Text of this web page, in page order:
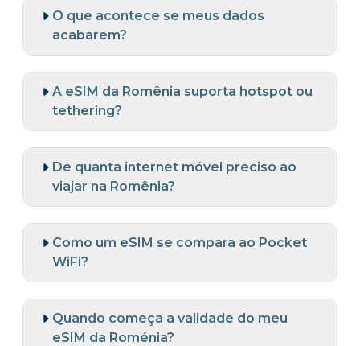
O que acontece se meus dados
acabarem?
A eSIM da Romênia suporta hotspot ou
tethering?
De quanta internet móvel preciso ao
viajar na Romênia?
Como um eSIM se compara ao Pocket
WiFi?
Quando começa a validade do meu
eSIM da Roménia?